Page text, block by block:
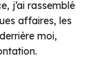
j’ai rassemblé
affaires, les
moi,